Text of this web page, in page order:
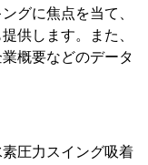
グに焦点を当て、
供します。また、
概要などのデータ
圧力スイング吸着